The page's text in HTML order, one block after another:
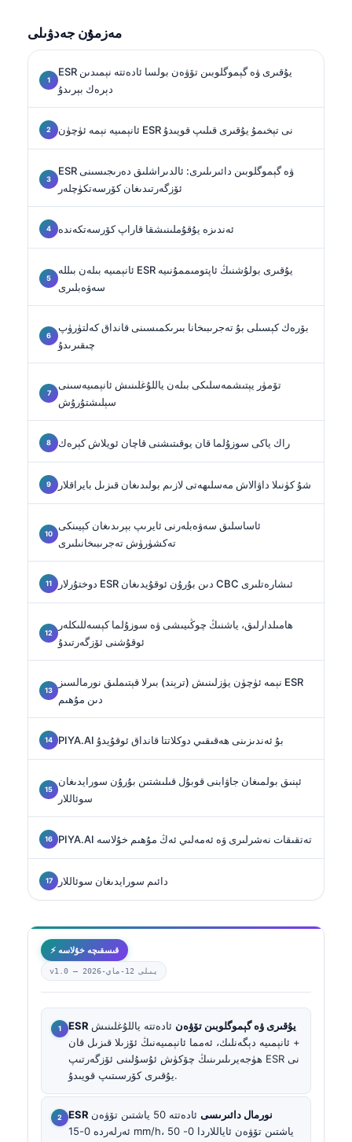
مەزمۇن جەدۋىلى
ESR يۇقىرى ۋە گېموگلوبىن تۆۋەن بولسا ئادەتتە نېمىدىن
دېرەك بېرىدۇ
ئانېمىيە نېمە ئۈچۈن ESR نى تېخىمۇ يۇقىرى قىلىپ قويىدۇ
ESR ۋە گېموگلوبىن دائىرىلىرى: ئالدىراشلىق دەرىجىسىنى
ئۆزگەرتىدىغان كۆرسەتكۈچلەر
ئەندىزە يۇقۇملىنىشقا قاراپ كۆرسەتكەندە
ئانېمىيە بىلەن بىللە ESR يۇقىرى بولۇشنىڭ ئاپتومىممۇنىيە
سەۋەبلىرى
بۆرەك كېسىلى بۇ تەجرىبىخانا بىرىكمىسىنى قانداق كەلتۈرۈپ
چىقىرىدۇ
تۆمۈر يېتىشمەسلىكى بىلەن ياللۇغلىنىش ئانېمىيەسىنى
سېلىشتۇرۇش
راك ياكى سوزۇلما قان يوقىتىشنى قاچان ئويلاش كېرەك
شۇ كۈنىلا داۋالاش مەسلىھەتى لازىم بولىدىغان قىزىل بايراقلار
ئاساسلىق سەۋەبلەرنى ئايرىپ بېرىدىغان كېيىنكى
تەكشۈرۈش تەجرىبىخانىلىرى
دوختۇرلار ESR دىن بۇرۇن ئوقۇيدىغان CBC ئىشارەتلىرى
ھامىلدارلىق، ياشنىڭ چوڭىيىشى ۋە سوزۇلما كېسەللىكلەر
ئوقۇشنى ئۆزگەرتىدۇ
نېمە ئۈچۈن يۈزلىنىش (ترېند) بىرلا قېتىملىق نورمالسىز ESR
دىن مۇھىم
PIYA.AI بۇ ئەندىزىنى ھەقىقىي دوكلاتتا قانداق ئوقۇيدۇ
ئېنىق بولمىغان جاۋابنى قوبۇل قىلىشتىن بۇرۇن سورايدىغان
سوئاللار
PIYA.AI تەتقىقات نەشرلىرى ۋە ئەمەلىي ئەڭ مۇھىم خۇلاسە
دائىم سورايدىغان سوئاللار
⚡ قىسقىچە خۇلاسە
v1.0 — 2026-يىلى 12-ماي
ESR يۇقىرى ۋە گېموگلوبىن تۆۋەن ئادەتتە ياللۇغلىنىش
+ ئانېمىيە دېگەنلىك، ئەمما ئانېمىيەنىڭ ئۆزىلا قىزىل قان
ھۈجەيرىلىرىنىڭ چۆكۈش ئۇسۇلىنى ئۆزگەرتىپ ESR نى
يۇقىرى كۆرسىتىپ قويىدۇ.
ESR نورمال دائىرىسى
ئادەتتە 50 ياشتىن تۆۋەن
ئەرلەردە 0-15 mm/h، 50 ياشتىن تۆۋەن ئاياللاردا 0-